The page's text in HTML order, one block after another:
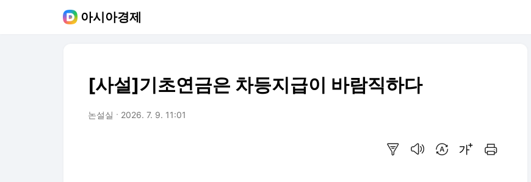
아시아경제
[사설]기초연금은 차등지급이 바람직하다
논설실 2026. 7. 9. 11:01